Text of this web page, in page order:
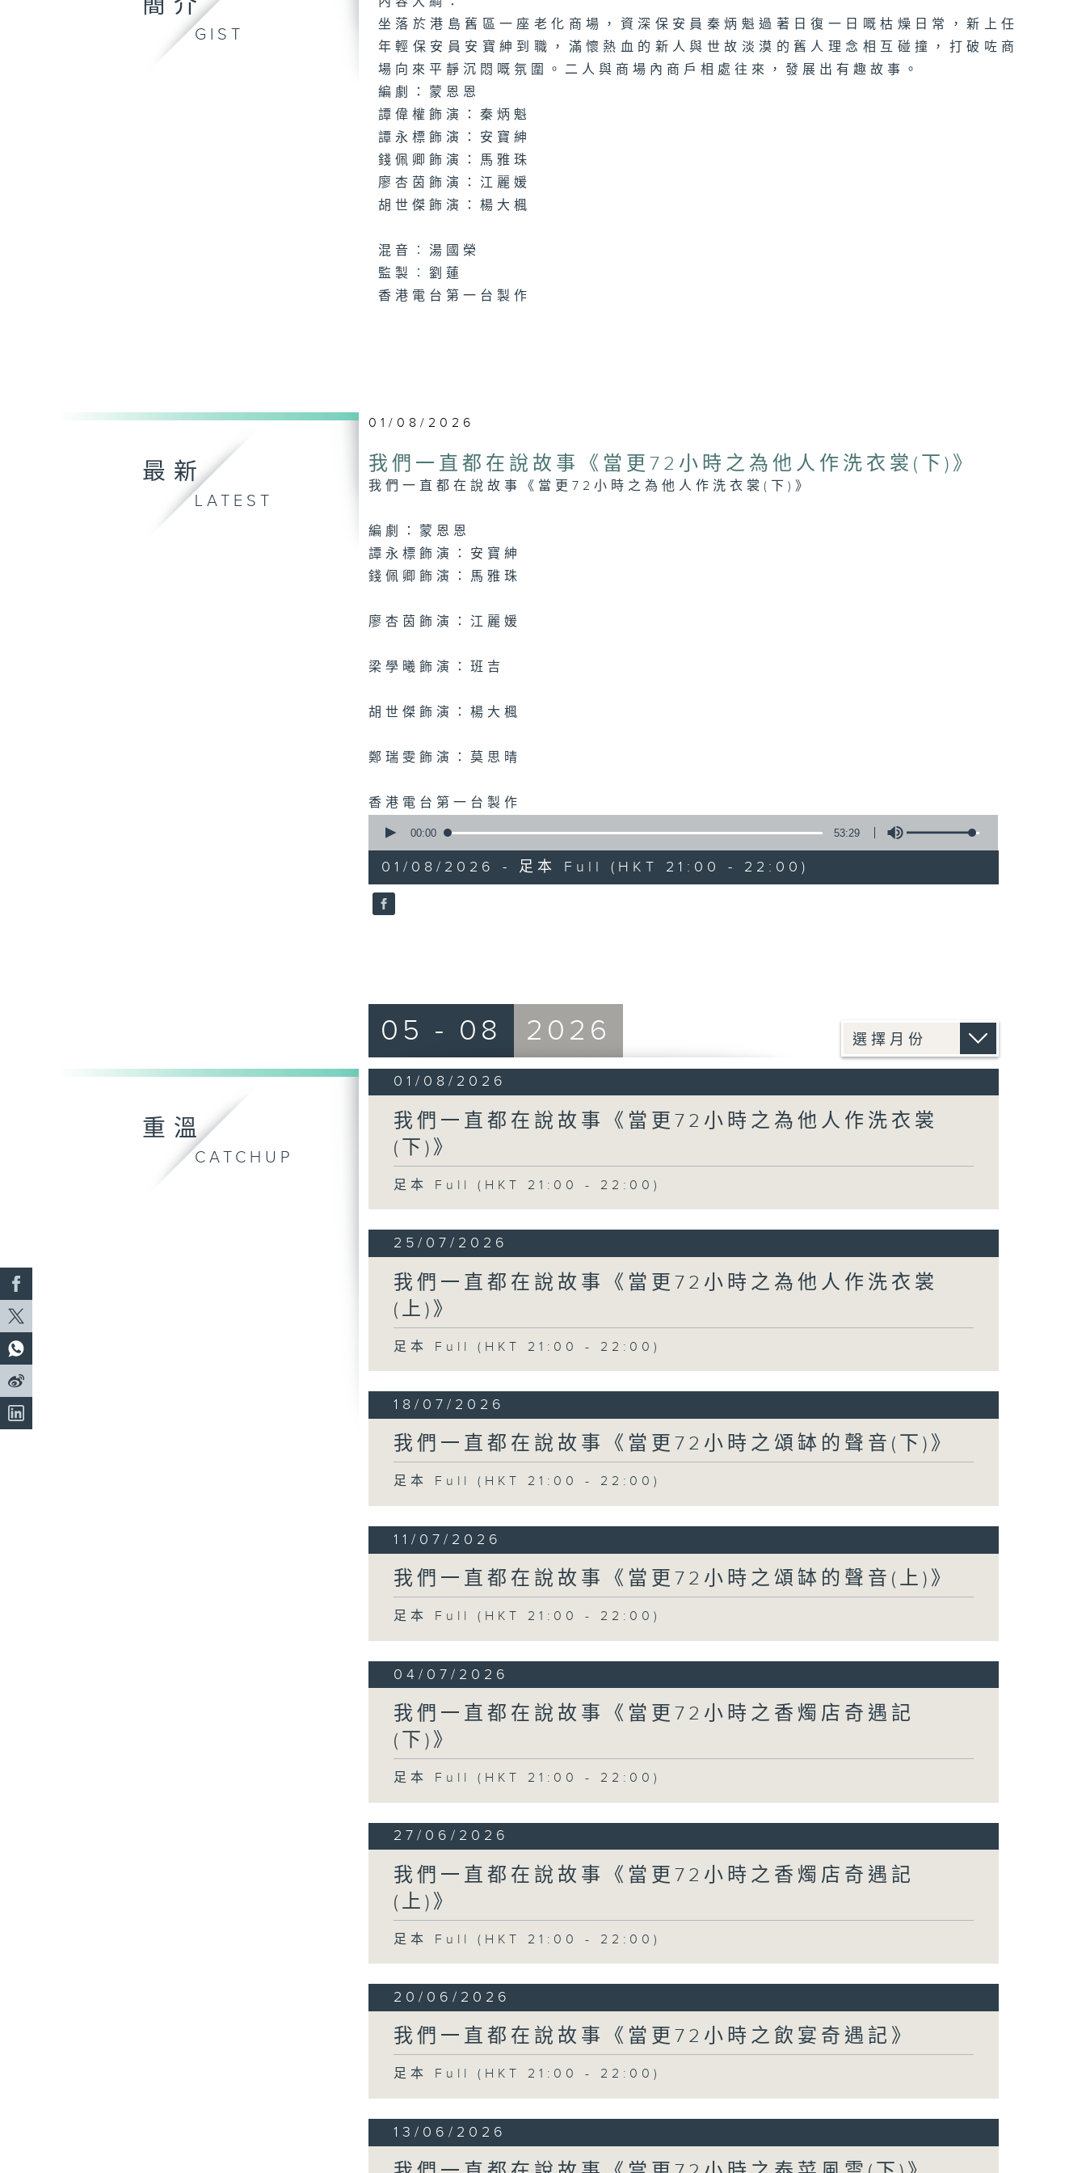
簡介
GIST
坐落於港島舊區一座老化商場，資深保安員秦炳魁過著日復一日嘅枯燥日常，新上任
年輕保安員安寶紳到職，滿懷熱血的新人與世故淡漠的舊人理念相互碰撞，打破咗商
場向來平靜沉悶嘅氛圍。二人與商場內商戶相處往來，發展出有趣故事。
編劇：蒙恩恩
譚偉權飾演：秦炳魁
譚永標飾演：安寶紳
錢佩卿飾演：馬雅珠
廖杏茵飾演：江麗媛
胡世傑飾演：楊大楓
混音︰湯國榮
監製︰劉蓮
香港電台第一台製作
最新
LATEST
01/08/2026
我們一直都在說故事《當更72小時之為他人作洗衣裳(下)》
我們一直都在說故事《當更72小時之為他人作洗衣裳(下)》
編劇：蒙恩恩
譚永標飾演：安寶紳
錢佩卿飾演：馬雅珠
廖杏茵飾演：江麗媛
梁學曦飾演：班吉
胡世傑飾演：楊大楓
鄭瑞雯飾演：莫思晴
香港電台第一台製作
seconds
53
minutes,
29
seconds
90%
00:00 53:29
01/08/2026 - 足本 Full (HKT 21:00 - 22:00)
重溫
CATCHUP
05 - 08 2026
01/08/2026
我們一直都在說故事《當更72小時之為他人作洗衣裳
(下)》
足本 Full (HKT 21:00 - 22:00)
25/07/2026
我們一直都在說故事《當更72小時之為他人作洗衣裳
(上)》
足本 Full (HKT 21:00 - 22:00)
18/07/2026
我們一直都在說故事《當更72小時之頌缽的聲音(下)》
足本 Full (HKT 21:00 - 22:00)
11/07/2026
我們一直都在說故事《當更72小時之頌缽的聲音(上)》
足本 Full (HKT 21:00 - 22:00)
04/07/2026
我們一直都在說故事《當更72小時之香燭店奇遇記
(下)》
足本 Full (HKT 21:00 - 22:00)
27/06/2026
我們一直都在說故事《當更72小時之香燭店奇遇記
(上)》
足本 Full (HKT 21:00 - 22:00)
20/06/2026
我們一直都在說故事《當更72小時之飲宴奇遇記》
足本 Full (HKT 21:00 - 22:00)
13/06/2026